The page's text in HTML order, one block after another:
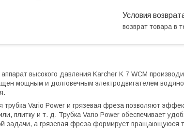
возврат товара в
высокого давления Karcher K 7 WCM
мощным и долговечным электродвигателем
трубка Vario Power и грязевая фреза позволяют
плитку и т. д. Трубка Vario Power обеспечивает
задачи, а грязевая фреза формирует вращающуюся